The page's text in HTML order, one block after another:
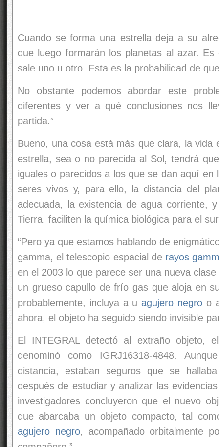
Bueno, una cosa está más que clara, la
estrella, sea o no parecida al Sol, tendrá
iguales o parecidos a los que se dan aquí
seres vivos y, para ello, la distancia del
adecuada, la existencia de agua corriente,
Tierra, faciliten la química biológica para el
“Pero ya que estamos hablando de
gamma, el telescopio espacial derayos
en el 2003 lo que parece ser una nueva
un grueso capullo de frío gas que aloja en
probablemente, incluya a u agujero negro o
ahora, el objeto ha seguido siendo invisible
El INTEGRAL detectó al extraño
denominó como IGRJ16318-4848.
distancia, estaban seguros que se
después de estudiar y analizar las
investigadores concluyeron que el nuevo
que abarcaba un objeto compacto, tal
agujero negro, acompañado orbitalmente
compañero.”